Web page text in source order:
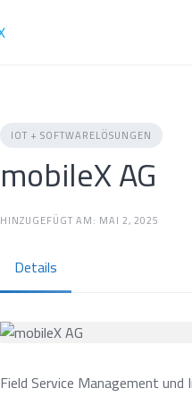
IOT + SOFTWARELÖSUNGEN
mobileX AG
HINZUGEFÜGT AM: MAI 2, 2025
Details
Field Service Management